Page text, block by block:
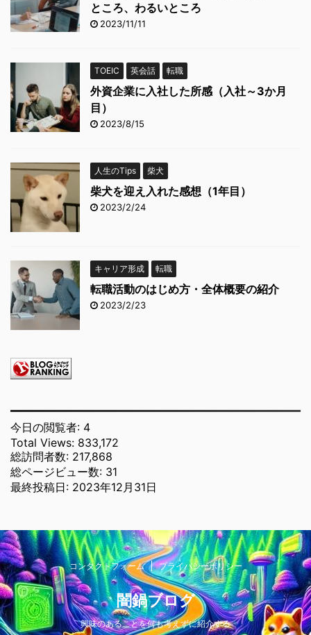
ところ、わるいところ
2023/11/11
TOEIC 英会話 転職
外資企業に入社した所感（入社～3か月
目）
2023/8/15
人生のTips 柴犬
柴犬を迎え入れた感想（1年目）
2023/2/24
キャリア形成 転職
転職活動のはじめ方・全体概要の紹介
2023/2/23
今日の閲覧者: 4
Total Views: 833,172
総訪問者数: 217,868
総ページビュー数: 31
最終投稿日: 2023年12月31日
コンタクトフォーム プライバシーポリシー
闇鍋ブログ
興味のあることを何も考えずに紹介する